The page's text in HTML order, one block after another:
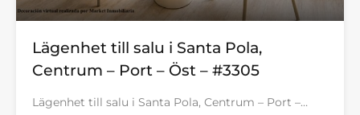
Lägenhet till salu i Santa Pola,
Centrum – Port – Öst – #3305
Lägenhet till salu i Santa Pola, Centrum – Port –…